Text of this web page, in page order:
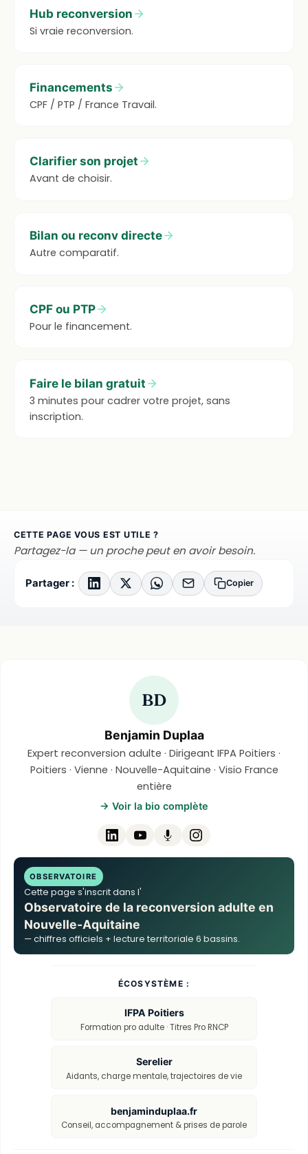
Hub reconversion
Si vraie reconversion.
Financements
CPF / PTP / France Travail.
Clarifier son projet
Avant de choisir.
Bilan ou reconv directe
Autre comparatif.
CPF ou PTP
Pour le financement.
Faire le bilan gratuit
3 minutes pour cadrer votre projet, sans
inscription.
CETTE PAGE VOUS EST UTILE ?
Partagez-la — un proche peut en avoir besoin.
Partager : Copier
BD
Benjamin Duplaa
Expert reconversion adulte · Dirigeant IFPA Poitiers ·
Poitiers · Vienne · Nouvelle-Aquitaine · Visio France
entière
→ Voir la bio complète
OBSERVATOIRE
Cette page s'inscrit dans l'
Observatoire de la reconversion adulte en
Nouvelle-Aquitaine
— chiffres officiels + lecture territoriale 6 bassins.
ÉCOSYSTÈME :
IFPA Poitiers
Formation pro adulte · Titres Pro RNCP
Serelier
Aidants, charge mentale, trajectoires de vie
benjaminduplaa.fr
Conseil, accompagnement & prises de parole